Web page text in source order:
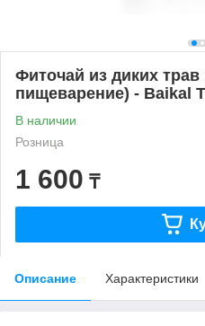
Фиточай из диких
пищеварение) - Baikal
В наличии
Розница
1 600 ₸
Описание Характеристики